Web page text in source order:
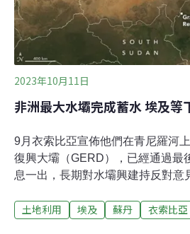
2023年10月11日
非洲最大水壩完成蓄水 埃及等
9月衣索比亞宣佈他們在青尼羅河
復興大壩（GERD），已經通過最
息一出，長期對水壩興建持反對意
針對剛落成的大壩表示意見。不過
土地利用 埃及 蘇丹 衣索比亞